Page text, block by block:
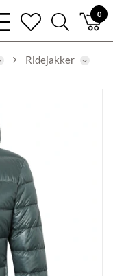
0
bars
light
heart
search
light
Ridejakker